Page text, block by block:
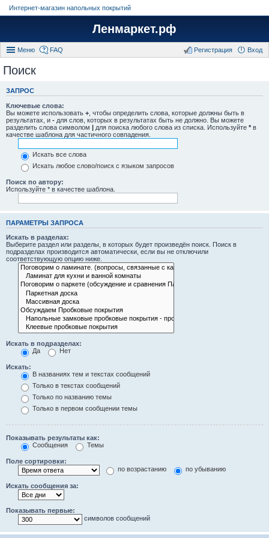
Интернет-магазин напольных покрытий
Ленмаркет.рф
Меню FAQ Вход
Регистрация
Поиск
ЗАПРОС
Ключевые слова:
Вы можете использовать + , чтобы определить слова, которые должны быть в
результатах, и - для слов, которых в результатах быть не должно. Вы можете
разделить слова символом | для поиска любого слова из списка. Используйте * в
качестве шаблона для частичного совпадения.
Искать все слова
Искать любое слово/поиск с языком запросов
Поиск по автору:
Используйте * в качестве шаблона.
ПАРАМЕТРЫ ЗАПРОСА
Искать в разделах:
Выберите раздел или разделы, в которых будет произведён поиск. Поиск в
подразделах производится автоматически, если вы не отключили
соответствующую опцию ниже.
Искать в подразделах:
Да
Нет
Искать:
В названиях тем и текстах сообщений
Только в текстах сообщений
Только по названию темы
Только в первом сообщении темы
Показывать результаты как:
Сообщения
Темы
Поле сортировки:
по возрастанию
по убыванию
Искать сообщения за:
Показывать первые:
символов сообщений